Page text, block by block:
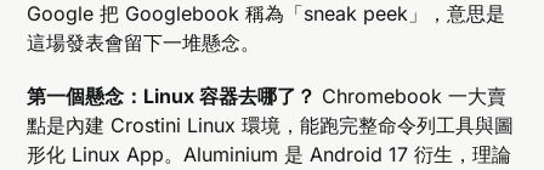
Google 把 Googlebook 稱為「sneak peek」，意思是
這場發表會留下一堆懸念。
第一個懸念：Linux 容器去哪了？ Chromebook 一大賣
點是內建 Crostini Linux 環境，能跑完整命令列工具與圖
形化 Linux App。Aluminium 是 Android 17 衍生，理論